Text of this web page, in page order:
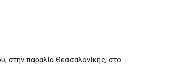
στην παραλία Θεσσαλονίκης, στο